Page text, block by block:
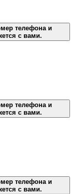
телефона и
с вами.
телефона и
с вами.
телефона и
с вами.